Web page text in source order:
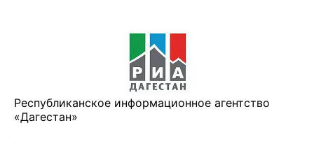
Республиканское информационное агентство
«Дагестан»